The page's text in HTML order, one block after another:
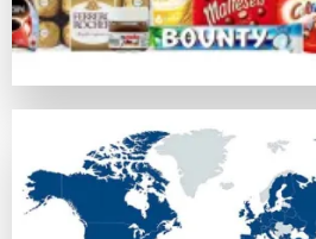
比較対象としてhttps://
ボーナス特典とプロモーション
ウェルカムボーナスやフリースピ